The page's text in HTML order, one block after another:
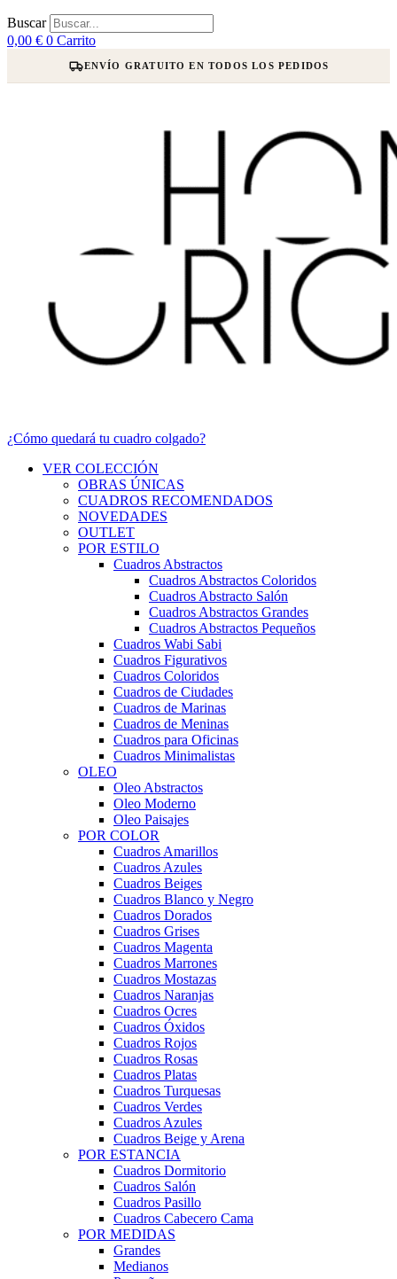
Buscar
0,00 € 0 Carrito
ENVÍO GRATUITO EN TODOS LOS PEDIDOS
¿Cómo quedará tu cuadro colgado?
VER COLECCIÓN
OBRAS ÚNICAS
CUADROS RECOMENDADOS
NOVEDADES
OUTLET
POR ESTILO
Cuadros Abstractos
Cuadros Abstractos Coloridos
Cuadros Abstracto Salón
Cuadros Abstractos Grandes
Cuadros Abstractos Pequeños
Cuadros Wabi Sabi
Cuadros Figurativos
Cuadros Coloridos
Cuadros de Ciudades
Cuadros de Marinas
Cuadros de Meninas
Cuadros para Oficinas
Cuadros Minimalistas
OLEO
Oleo Abstractos
Oleo Moderno
Oleo Paisajes
POR COLOR
Cuadros Amarillos
Cuadros Azules
Cuadros Beiges
Cuadros Blanco y Negro
Cuadros Dorados
Cuadros Grises
Cuadros Magenta
Cuadros Marrones
Cuadros Mostazas
Cuadros Naranjas
Cuadros Ocres
Cuadros Óxidos
Cuadros Rojos
Cuadros Rosas
Cuadros Platas
Cuadros Turquesas
Cuadros Verdes
Cuadros Azules
Cuadros Beige y Arena
POR ESTANCIA
Cuadros Dormitorio
Cuadros Salón
Cuadros Pasillo
Cuadros Cabecero Cama
POR MEDIDAS
Grandes
Medianos